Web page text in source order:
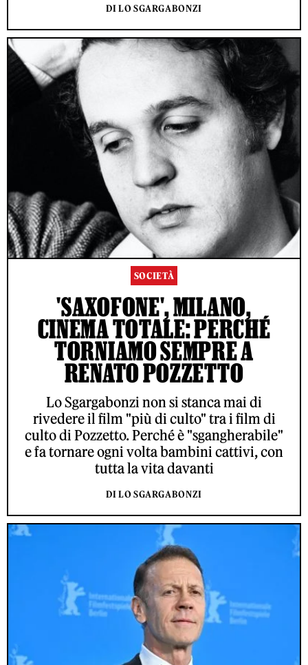
DI LO SGARGABONZI
SOCIETÀ
'SAXOFONE', MILANO,
CINEMA TOTALE: PERCHÉ
TORNIAMO SEMPRE A
RENATO POZZETTO
Lo Sgargabonzi non si stanca mai di
rivedere il film "più di culto" tra i film di
culto di Pozzetto. Perché è "sgangherabile"
e fa tornare ogni volta bambini cattivi, con
tutta la vita davanti
DI LO SGARGABONZI